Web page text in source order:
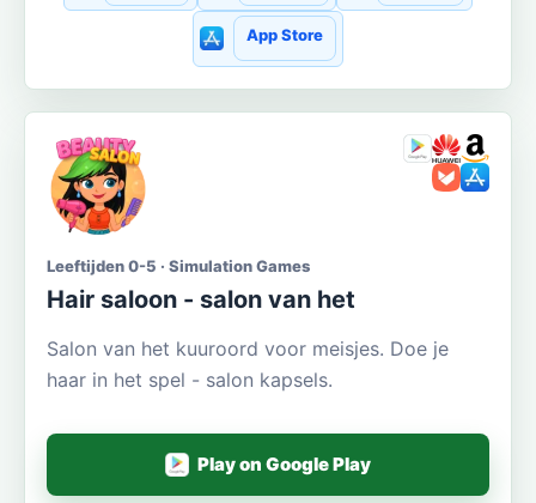
App Store
Leeftijden 0-5 · Simulation Games
Hair saloon - salon van het
Salon van het kuuroord voor meisjes. Doe je
haar in het spel - salon kapsels.
Play on Google Play